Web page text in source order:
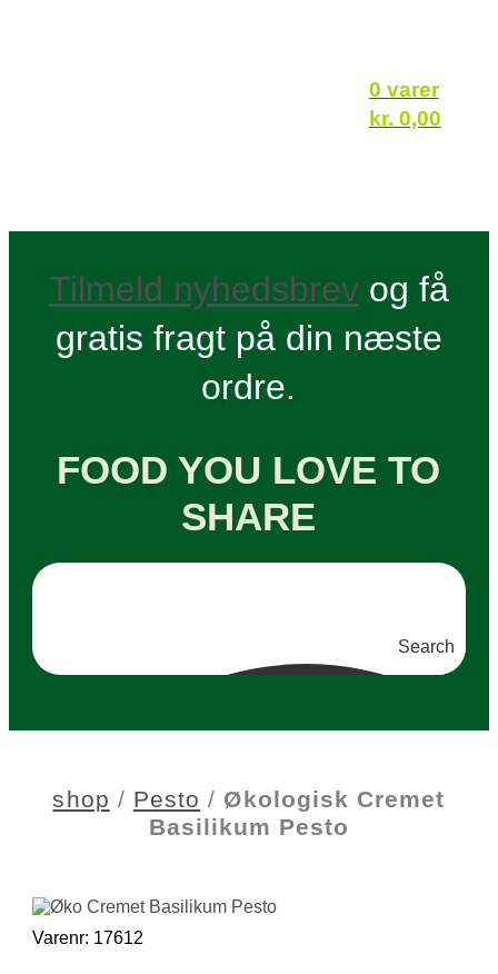
0 varer
kr. 0,00
Tilmeld nyhedsbrevog få
gratis fragt på din næste
ordre.
FOOD YOU LOVE TO
SHARE
Search
shop / Pesto / Økologisk Cremet
Basilikum Pesto
Varenr: 17612